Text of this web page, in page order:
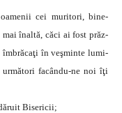
cei muritori, bine-
înaltă, căci ai fost prăz-
îmbrăcaţi în veşminte lumi-
următori facându-ne noi îţi
Bisericii;